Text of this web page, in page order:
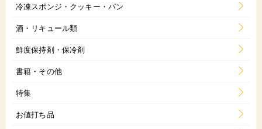
冷凍スポンジ・クッキー・パン
酒・リキュール類
鮮度保持剤・保冷剤
書籍・その他
特集
お値打ち品